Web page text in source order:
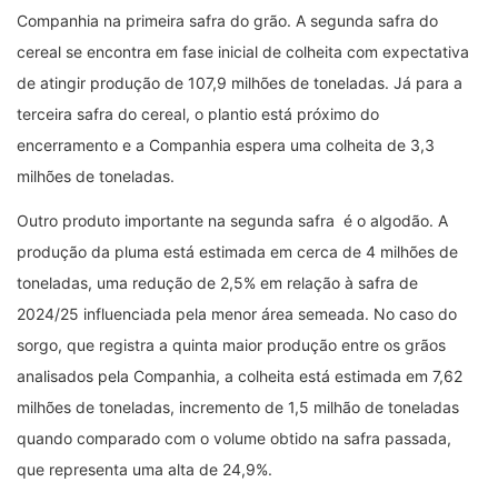
Companhia na primeira safra do grão. A segunda safra do
cereal se encontra em fase inicial de colheita com expectativa
de atingir produção de 107,9 milhões de toneladas. Já para a
terceira safra do cereal, o plantio está próximo do
encerramento e a Companhia espera uma colheita de 3,3
milhões de toneladas.
Outro produto importante na segunda safra é o algodão. A
produção da pluma está estimada em cerca de 4 milhões de
toneladas, uma redução de 2,5% em relação à safra de
2024/25 influenciada pela menor área semeada. No caso do
sorgo, que registra a quinta maior produção entre os grãos
analisados pela Companhia, a colheita está estimada em 7,62
milhões de toneladas, incremento de 1,5 milhão de toneladas
quando comparado com o volume obtido na safra passada,
que representa uma alta de 24,9%.